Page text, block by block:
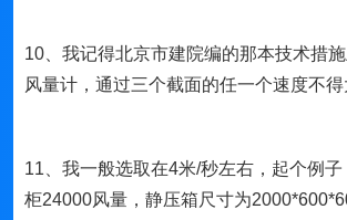
10、我记得北京市建院编的那本技术措
风量计，通过三个截面的任一个速度不
11、我一般选取在4米/秒左右，起个例
柜24000风量，静压箱尺寸为